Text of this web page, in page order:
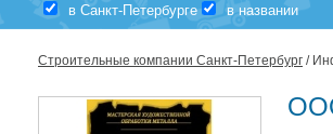
в Санкт-Петербурге в названии
Строительные компании Санкт-Петербург /